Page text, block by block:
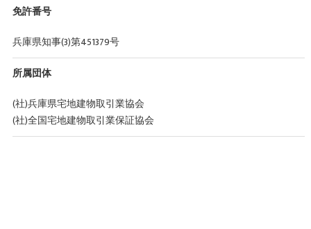
免許番号
兵庫県知事(3)第451379号
所属団体
(社)兵庫県宅地建物取引業協会
(社)全国宅地建物取引業保証協会